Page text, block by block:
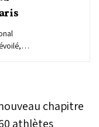
26 juillet.
chapitre
athlètes